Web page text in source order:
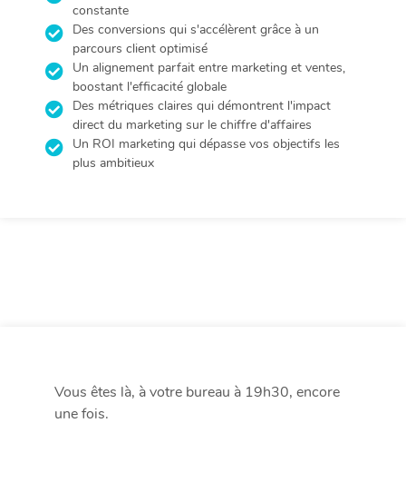
constante
Des conversions qui s'accélèrent grâce à un
parcours client optimisé
Un alignement parfait entre marketing et ventes,
boostant l'efficacité globale
Des métriques claires qui démontrent l'impact
direct du marketing sur le chiffre d'affaires
Un ROI marketing qui dépasse vos objectifs les
plus ambitieux
Vous êtes là, à votre bureau à 19h30, encore
une fois.